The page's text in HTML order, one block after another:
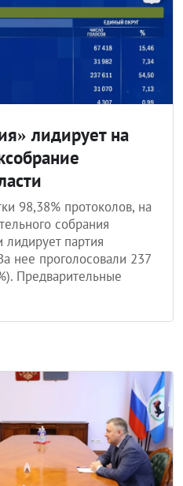
лидирует на
98,38% протоколов, на
собрания
лидирует партия
нее проголосовали 237
Предварительные